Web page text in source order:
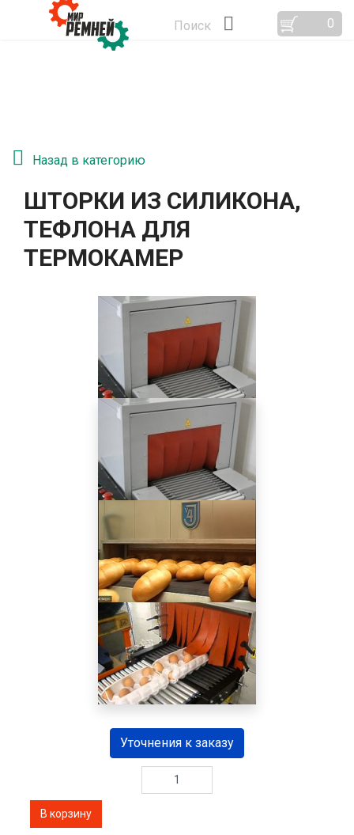
Поиск 0
Назад в категорию
ШТОРКИ ИЗ СИЛИКОНА,
ТЕФЛОНА ДЛЯ
ТЕРМОКАМЕР
Уточнения к заказу